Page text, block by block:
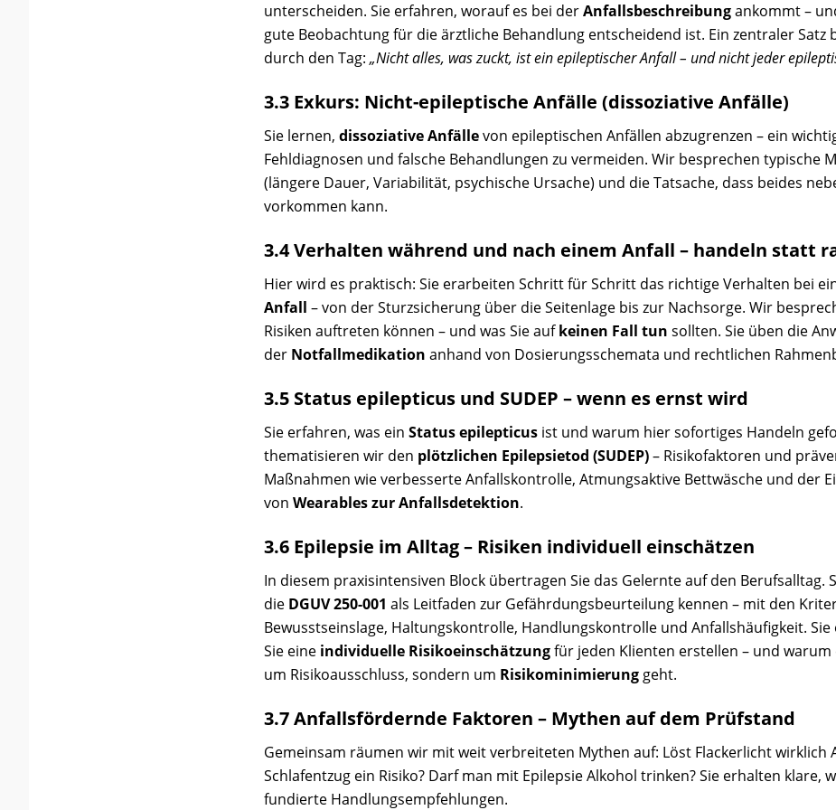
unterscheiden. Sie erfahren, worauf es bei derAnfallsbeschreibungankommt –
gute Beobachtung für die ärztliche Behandlung entscheidend ist. Ein zentraler Satz
durch den Tag: „Nicht alles, was zuckt, ist ein epileptischer Anfall – und nicht jeder
3.3 Exkurs: Nicht-epileptische Anfälle (dissoziative Anfälle)
Sie lernen, dissoziative Anfällevon epileptischen Anfällen abzugrenzen – ein
Fehldiagnosen und falsche Behandlungen zu vermeiden. Wir besprechen typische
(längere Dauer, Variabilität, psychische Ursache) und die Tatsache, dass beides
vorkommen kann.
3.4 Verhalten während und nach einem Anfall – handeln statt
Hier wird es praktisch: Sie erarbeiten Schritt für Schritt das richtige Verhalten bei
Anfall – von der Sturzsicherung über die Seitenlage bis zur Nachsorge. Wir
Risiken auftreten können – und was Sie aufkeinen Fall tun sollten. Sie üben die
der Notfallmedikation anhand von Dosierungsschemata und rechtlichen
3.5 Status epilepticus und SUDEP – wenn es ernst wird
Sie erfahren, was ein Status epilepticus ist und warum hier sofortiges Handeln
thematisieren wir den plötzlichen Epilepsietod (SUDEP)– Risikofaktoren und
Maßnahmen wie verbesserte Anfallskontrolle, Atmungsaktive Bettwäsche und der
von Wearables zur Anfallsdetektion.
3.6 Epilepsie im Alltag – Risiken individuell einschätzen
In diesem praxisintensiven Block übertragen Sie das Gelernte auf den Berufsalltag.
die DGUV 250-001 als Leitfaden zur Gefährdungsbeurteilung kennen – mit den
Bewusstseinslage, Haltungskontrolle, Handlungskontrolle und Anfallshäufigkeit.
Sie eine individuelle Risikoeinschätzungfür jeden Klienten erstellen – und warum
um Risikoausschluss, sondern um Risikominimierung geht.
3.7 Anfallsfördernde Faktoren – Mythen auf dem Prüfstand
Gemeinsam räumen wir mit weit verbreiteten Mythen auf: Löst Flackerlicht wirklich
Schlafentzug ein Risiko? Darf man mit Epilepsie Alkohol trinken? Sie erhalten klare,
fundierte Handlungsempfehlungen.